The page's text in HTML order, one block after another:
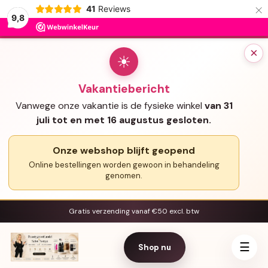
9,8
41 Reviews ×
×
☀
Vakantiebericht
Vanwege onze vakantie is de fysieke winkel van 31
juli tot en met 16 augustus gesloten.
Onze webshop blijft geopend
Online bestellingen worden gewoon in behandeling
genomen.
Gratis verzending vanaf €50 excl. btw
Shop nu ☰